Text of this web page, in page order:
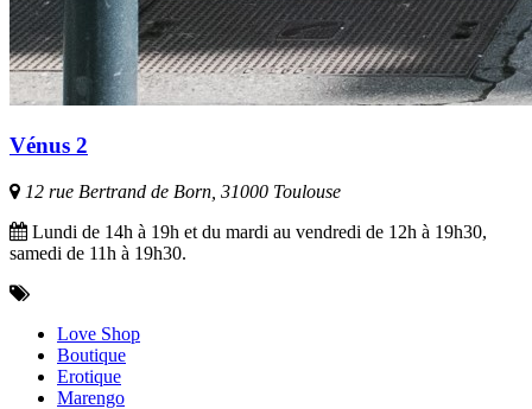
Vénus 2
12 rue Bertrand de Born, 31000 Toulouse
Lundi de 14h à 19h et du mardi au vendredi de 12h à 19h30,
samedi de 11h à 19h30.
Love Shop
Boutique
Erotique
Marengo